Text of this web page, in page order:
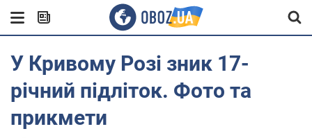
У Кривому Розі зник 17-
річний підліток. Фото та
прикмети